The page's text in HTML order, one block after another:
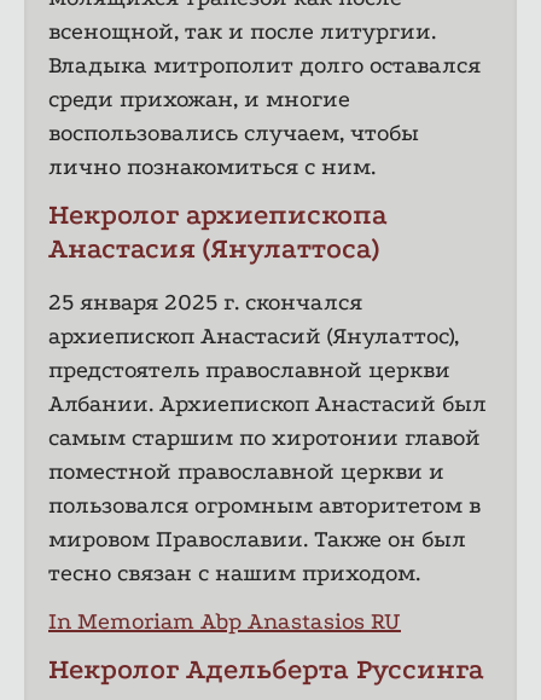
всенощной, так и после литургии.
Владыка митрополит долго оставался
среди прихожан, и многие
воспользовались случаем, чтобы
лично познакомиться с ним.
Некролог архиепископа
Анастасия (Янулаттоса)
25 января 2025 г. скончался
архиепископ Анастасий (Янулаттос),
предстоятель православной церкви
Албании. Архиепископ Анастасий был
самым старшим по хиротонии главой
поместной православной церкви и
пользовался огромным авторитетом в
мировом Православии. Также он был
тесно связан с нашим приходом.
In Memoriam Abp Anastasios RU
Некролог Адельберта Руссинга